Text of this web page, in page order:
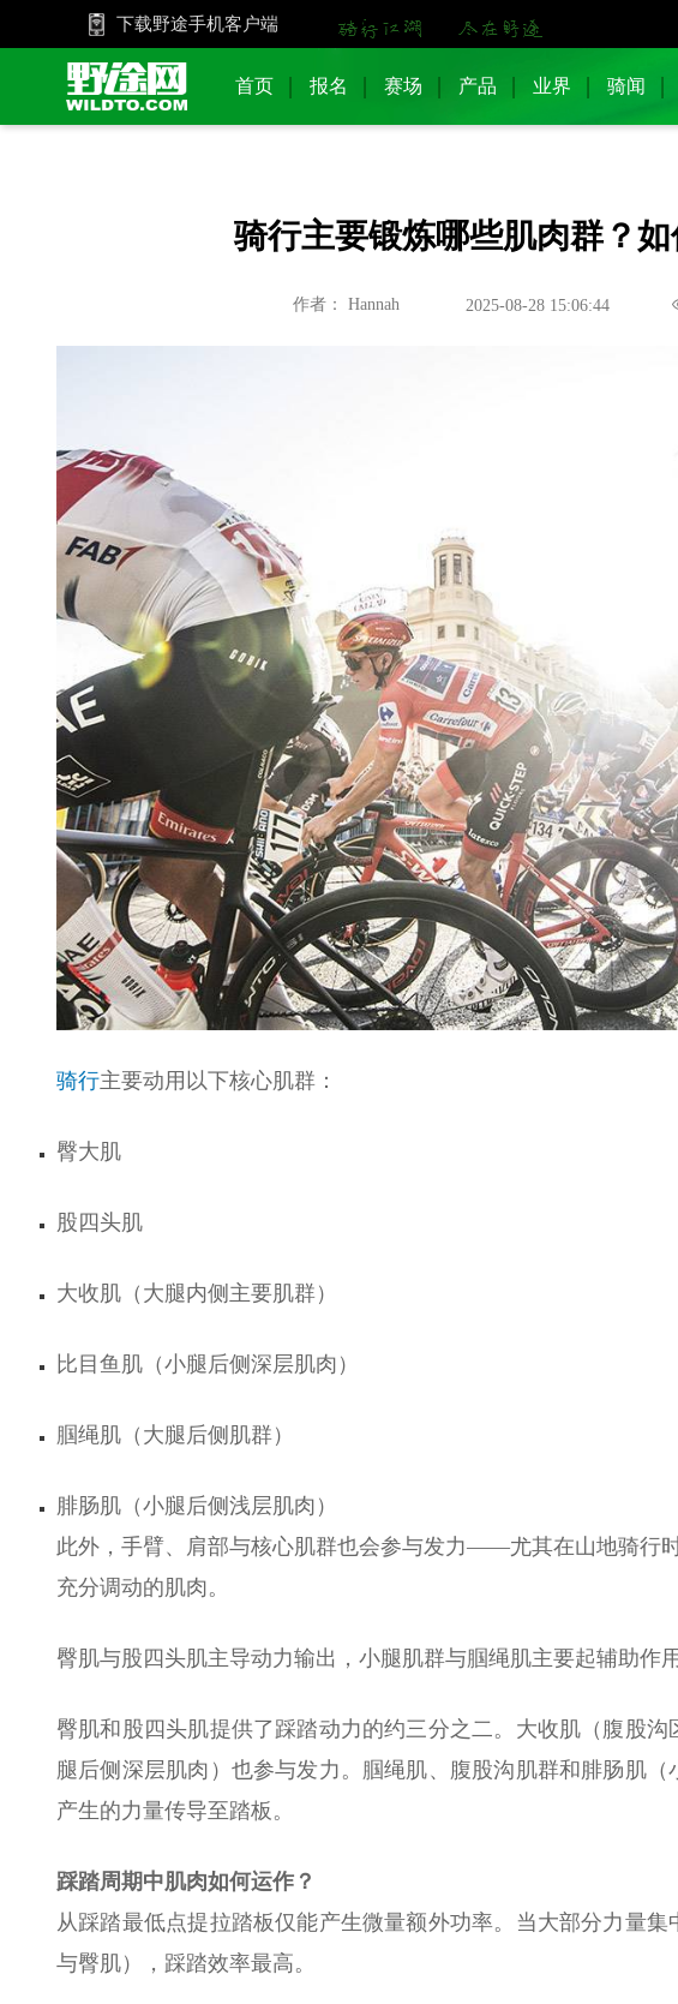
下载野途手机客户端
首页 报名 赛场 产品 业界 骑闻
骑行主要锻炼哪些肌肉群？
作者： Hannah 2025-08-28 15:06:44
骑行主要动用以下核心肌群：
臀大肌
股四头肌
大收肌（大腿内侧主要肌群）
比目鱼肌（小腿后侧深层肌肉）
腘绳肌（大腿后侧肌群）
腓肠肌（小腿后侧浅层肌肉）
此外，手臂、肩部与核心肌群也会参与发力——尤其在山地骑行
充分调动的肌肉。
臀肌与股四头肌主导动力输出，小腿肌群与腘绳肌主要起辅助作用
臀肌和股四头肌提供了踩踏动力的约三分之二。大收肌（腹股
腿后侧深层肌肉）也参与发力。腘绳肌、腹股沟肌群和腓肠肌
产生的力量传导至踏板。
踩踏周期中肌肉如何运作？
从踩踏最低点提拉踏板仅能产生微量额外功率。 当大部分力量集
与臀肌），踩踏效率最高。